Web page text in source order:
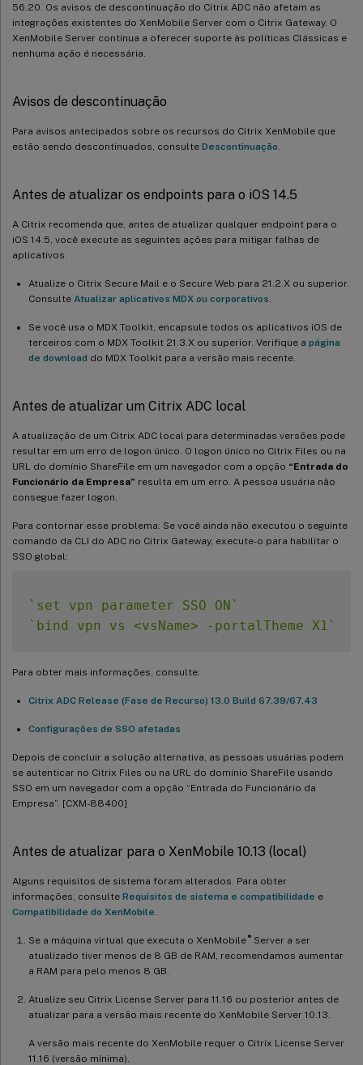
56.20. Os avisos de descontinuação do Citrix ADC não afetam as
integrações existentes do XenMobile Server com o Citrix Gateway. O
XenMobile Server continua a oferecer suporte às políticas Clássicas e
nenhuma ação é necessária.
Avisos de descontinuação
Para avisos antecipados sobre os recursos do Citrix XenMobile que
estão sendo descontinuados, consulte Descontinuação
Antes de atualizar os endpoints para o iOS 14.5
A Citrix recomenda que, antes de atualizar qualquer endpoint para o
iOS 14.5, você execute as seguintes ações para mitigar falhas de
aplicativos:
Atualize o Citrix Secure Mail e o Secure Web para 21.2.X ou superior.
Consulte Atualizar aplicativos MDX ou corporativos
Se você usa o MDX Toolkit, encapsule todos os aplicativos iOS de
terceiros com o MDX Toolkit 21.3.X ou superior. Verifique a página
de download do MDX Toolkit para a versão mais recente.
Antes de atualizar um Citrix ADC local
A atualização de um Citrix ADC local para determinadas versões pode
resultar em um erro de logon único. O logon único no Citrix Files ou na
URL do domínio ShareFile em um navegador com a opção “Entrada do
Funcionário da Empresa” resulta em um erro. A pessoa usuária não
consegue fazer logon.
Para contornar esse problema: Se você ainda não executou o seguinte
comando da CLI do ADC no Citrix Gateway, execute-o para habilitar o
SSO global:
` set vpn parameter SSO ON`
` bind vpn vs <vsName> -portalTheme X1 `
Para obter mais informações, consulte:
Citrix ADC Release (Fase de Recurso) 13.0 Build 67.39/67.43
Configurações de SSO afetadas
Depois de concluir a solução alternativa, as pessoas usuárias podem
se autenticar no Citrix Files ou na URL do domínio ShareFile usando
SSO em um navegador com a opção “Entrada do Funcionário da
Empresa”. [CXM-88400]
Antes de atualizar para o XenMobile 10.13 (local)
Alguns requisitos de sistema foram alterados. Para obter
informações, consulte Requisitos de sistema e compatibilidade e
Compatibilidade do XenMobile
Se a máquina virtual que executa o XenMobile ®Server a ser
atualizado tiver menos de 8 GB de RAM, recomendamos aumentar
a RAM para pelo menos 8 GB.
Atualize seu Citrix License Server para 11.16 ou posterior antes de
atualizar para a versão mais recente do XenMobile Server 10.13.
A versão mais recente do XenMobile requer o Citrix License Server
11.16 (versão mínima).
Novas propriedades de servidor
Limpeza de disco de autoatendimento